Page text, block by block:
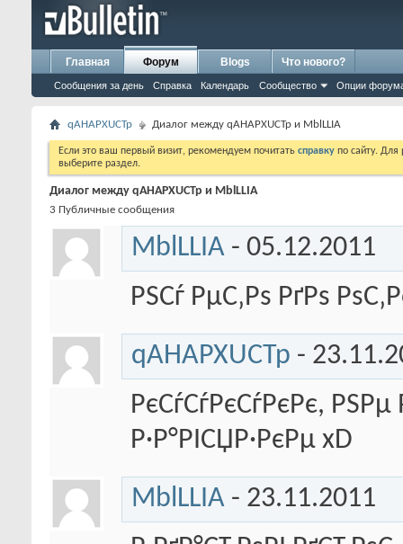
Главная Форум
Сообщения за день Справка Календарь Сообщество Опции
Blogs Что нового?
qAHAPXUCTp Диалог между qAHAPXUCTp и MblLLIA
Если это ваш первый визит, рекомендуем почитать справку по сайту.
выберите раздел.
Диалог между qAHAPXUCTp и MblLLIA
3 Публичные сообщения
MblLLIA - 05.12.2011
РЅСѓ РµС‚Рѕ РґРѕ
qAHAPXUCTp -
РєСѓСѓРєСѓРєРє, РЅРµ
Р·Р°РІСЏР·РєРµ xD
MblLLIA - 23.11.2011